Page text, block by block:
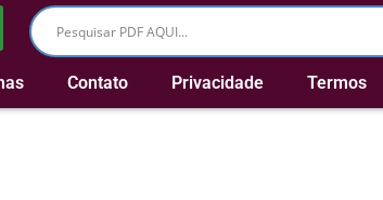
Contato Privacidade Termos